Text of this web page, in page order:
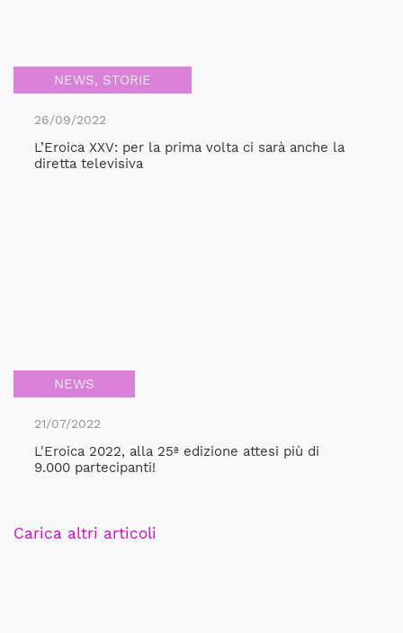
NEWS, STORIE
26/09/2022
L’Eroica XXV: per la prima volta ci sarà anche la
diretta televisiva
NEWS
21/07/2022
L'Eroica 2022, alla 25ª edizione attesi più di
9.000 partecipanti!
Carica altri articoli